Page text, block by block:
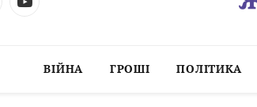
YouTube
ВІЙНА ГРОШІ ПОЛІТИКА